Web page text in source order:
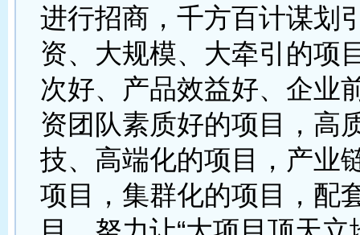
进行招商，千方百计谋划
资、大规模、大牵引的项
次好、产品效益好、企业
资团队素质好的项目，高
技、高端化的项目，产业
项目，集群化的项目，配